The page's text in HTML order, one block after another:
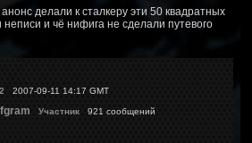
делали к сталкеру эти 50 квадратных
и чё нифига не сделали путевого
2007-09-11 14:17 GMT
Участник 921 сообщений